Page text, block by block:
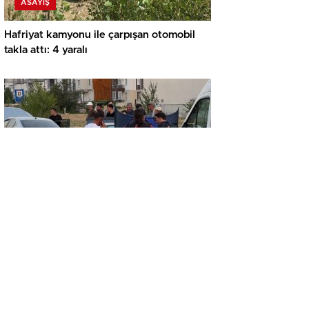
ASAYIŞ
Hafriyat kamyonu ile çarpışan otomobil
takla attı: 4 yaralı